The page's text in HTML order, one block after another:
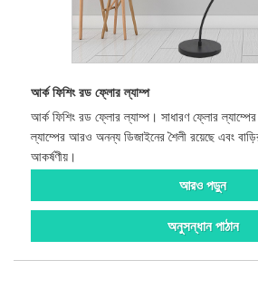
আর্ক ফিশিং রড ফ্লোর ল্যাম্প
আর্ক ফিশিং রড ফ্লোর ল্যাম্প। সাধারণ ফ্লোর
ল্যাম্পের আরও অনন্য ডিজাইনের শৈলী রয়েছে এবং
আকর্ষণীয়।
আরও পড়ুন
অনুসন্ধান পাঠান